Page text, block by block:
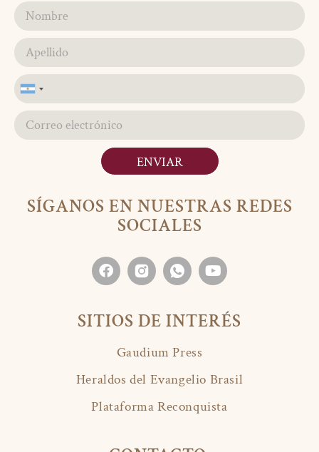
SÍGANOS EN NUESTRAS REDES
SOCIALES
SITIOS DE INTERÉS
Gaudium Press
Heraldos del Evangelio Brasil
Plataforma Reconquista
Argentina
ENVIAR